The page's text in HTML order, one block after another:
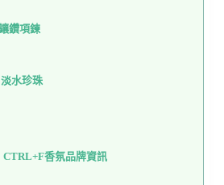
鑽項鍊
水珍珠
CTRL+F香氛品牌資訊